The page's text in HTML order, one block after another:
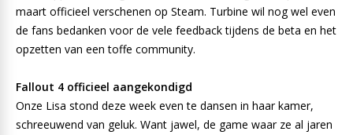
maart officieel verschenen op Steam. Turbine wil nog wel even
de fans bedanken voor de vele feedback tijdens de beta en het
opzetten van een toffe community.
Fallout 4 officieel aangekondigd
Onze Lisa stond deze week even te dansen in haar kamer,
schreeuwend van geluk. Want jawel, de game waar ze al jaren